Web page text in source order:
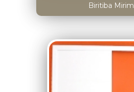
Biritiba Mirim